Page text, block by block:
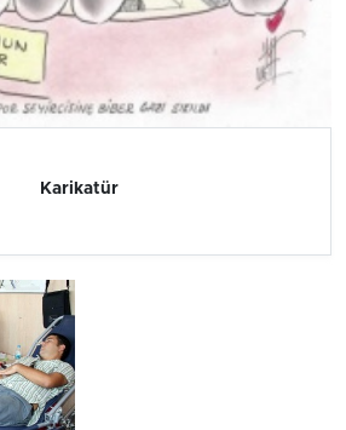
Karikatür